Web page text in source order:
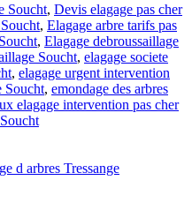
Soucht, Devis elagage pas cher
, Elagage arbre tarifs pas
, Elagage debroussaillage
Soucht, elagage societe
, elagage urgent intervention
Soucht, emondage des arbres
elagage intervention pas cher
d arbres Tressange